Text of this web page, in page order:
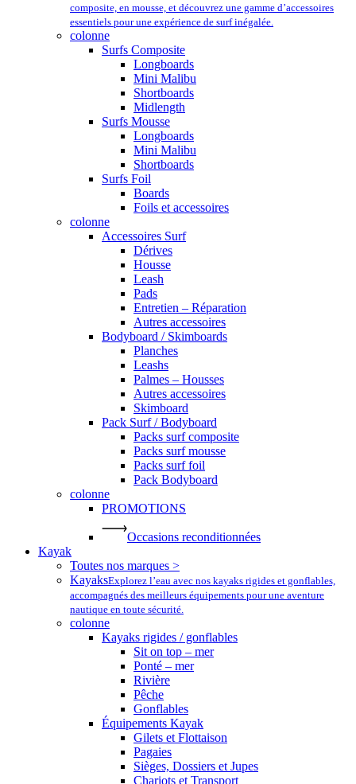
composite, en mousse, et découvrez une gamme d’accessoires
essentiels pour une expérience de surf inégalée.
colonne
Surfs Composite
Longboards
Mini Malibu
Shortboards
Midlength
Surfs Mousse
Longboards
Mini Malibu
Shortboards
Surfs Foil
Boards
Foils et accessoires
colonne
Accessoires Surf
Dérives
Housse
Leash
Pads
Entretien – Réparation
Autres accessoires
Bodyboard / Skimboards
Planches
Leashs
Palmes – Housses
Autres accessoires
Skimboard
Pack Surf / Bodyboard
Packs surf composite
Packs surf mousse
Packs surf foil
Pack Bodyboard
colonne
PROMOTIONS
Occasions reconditionnées
Kayak
Toutes nos marques >
KayaksExplorez l’eau avec nos kayaks rigides et gonflables,
accompagnés des meilleurs équipements pour une aventure
nautique en toute sécurité.
colonne
Kayaks rigides / gonflables
Sit on top – mer
Ponté – mer
Rivière
Pêche
Gonflables
Équipements Kayak
Gilets et Flottaison
Pagaies
Sièges, Dossiers et Jupes
Chariots et Transport